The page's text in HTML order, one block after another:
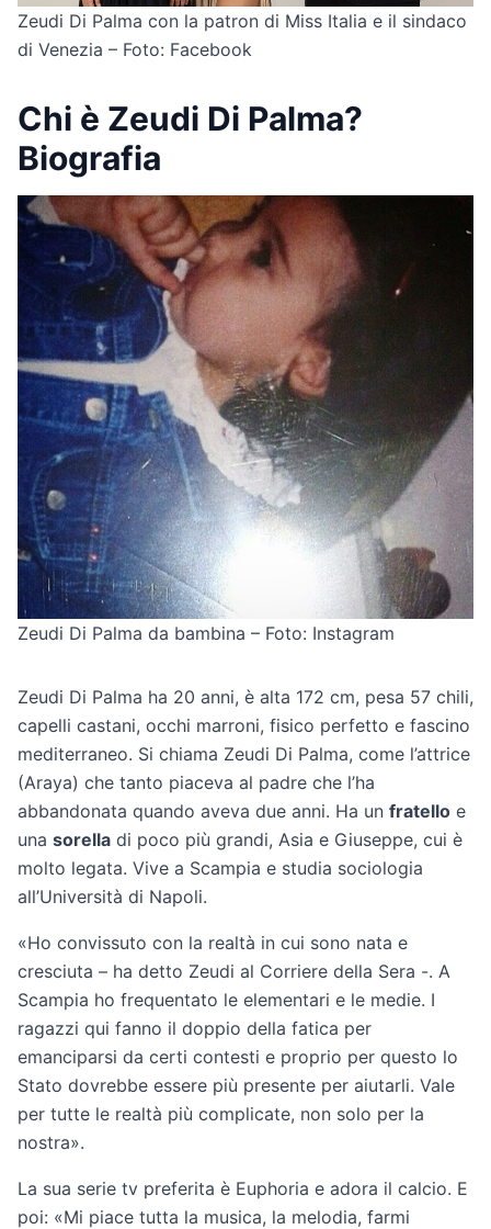
Zeudi Di Palma con la patron di Miss Italia e il sindaco
di Venezia – Foto: Facebook
Chi è Zeudi Di Palma?
Biografia
Zeudi Di Palma da bambina – Foto: Instagram
Zeudi Di Palma ha 20 anni, è alta 172 cm, pesa 57 chili,
capelli castani, occhi marroni, fisico perfetto e fascino
mediterraneo. Si chiama Zeudi Di Palma, come l’attrice
(Araya) che tanto piaceva al padre che l’ha
abbandonata quando aveva due anni. Ha un fratello e
una sorella di poco più grandi, Asia e Giuseppe, cui è
molto legata. Vive a Scampia e studia sociologia
all’Università di Napoli.
«Ho convissuto con la realtà in cui sono nata e
cresciuta – ha detto Zeudi al Corriere della Sera -. A
Scampia ho frequentato le elementari e le medie. I
ragazzi qui fanno il doppio della fatica per
emanciparsi da certi contesti e proprio per questo lo
Stato dovrebbe essere più presente per aiutarli. Vale
per tutte le realtà più complicate, non solo per la
nostra».
La sua serie tv preferita è Euphoria e adora il calcio. E
poi: «Mi piace tutta la musica, la melodia, farmi